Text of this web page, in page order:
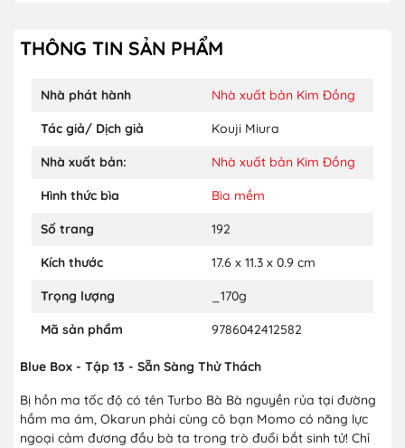
THÔNG TIN SẢN PHẨM
Nhà phát hành Nhà xuất bản Kim Đồng
Tác giả/ Dịch giả Kouji Miura
Nhà xuất bản: Nhà xuất bản Kim Đồng
Hình thức bìa Bìa mềm
Số trang 192
Kích thước 17.6 x 11.3 x 0.9 cm
Trọng lượng _170g
Mã sản phẩm 9786042412582
Blue Box - Tập 13 - Sẵn Sàng Thử Thách
Bị hồn ma tốc độ có tên Turbo Bà Bà nguyền rủa tại đường
hầm ma ám, Okarun phải cùng cô bạn Momo có năng lực
ngoại cảm đương đầu bà ta trong trò đuổi bắt sinh tử! Chỉ